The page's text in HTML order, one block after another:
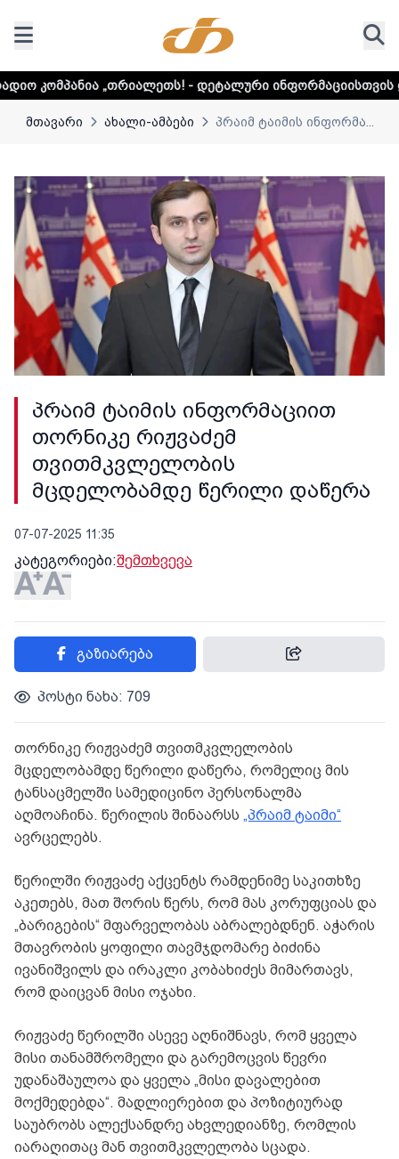
- დეტალური ინფორმაციისთვის დააკლიკეთ
მთავარი ახალი-ამბები პრაიმ ტაიმის ინფორმა...
პრაიმ ტაიმის ინფორმაციით
თორნიკე რიჟვაძემ
თვითმკვლელობის
მცდელობამდე წერილი დაწერა
07-07-2025 11:35
კატეგორიები:შემთხვევა
გაზიარება
პოსტი ნახა: 709
თორნიკე რიჟვაძემ თვითმკვლელობის
მცდელობამდე წერილი დაწერა, რომელიც მის
ტანსაცმელში სამედიცინო პერსონალმა
აღმოაჩინა. წერილის შინაარსს „პრაიმ ტაიმი“
ავრცელებს.
წერილში რიჟვაძე აქცენტს რამდენიმე საკითხზე
აკეთებს, მათ შორის წერს, რომ მას კორუფციას და
„ბარიგების“ მფარველობას აბრალებდნენ. აჭარის
მთავრობის ყოფილი თავმჯდომარე ბიძინა
ივანიშვილს და ირაკლი კობახიძეს მიმართავს,
რომ დაიცვან მისი ოჯახი.
რიჟვაძე წერილში ასევე აღნიშნავს, რომ ყველა
მისი თანამშრომელი და გარემოცვის წევრი
უდანაშაულოა და ყველა „მისი დავალებით
მოქმედებდა“. მადლიერებით და პოზიტიურად
საუბრობს ალექსანდრე ახვლედიანზე, რომლის
იარაღითაც მან თვითმკვლელობა სცადა.